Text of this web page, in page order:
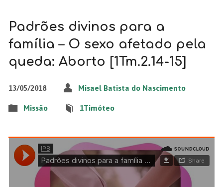
Padrões divinos para a
família – O sexo afetado pela
queda: Aborto [1Tm.2.14-15]
13/05/2018 Misael Batista do Nascimento
Missão 1Timóteo